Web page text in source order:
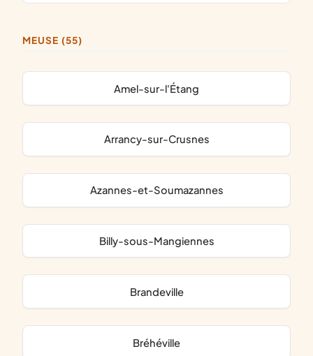
MEUSE (55)
Amel-sur-l'Étang
Arrancy-sur-Crusnes
Azannes-et-Soumazannes
Billy-sous-Mangiennes
Brandeville
Bréhéville